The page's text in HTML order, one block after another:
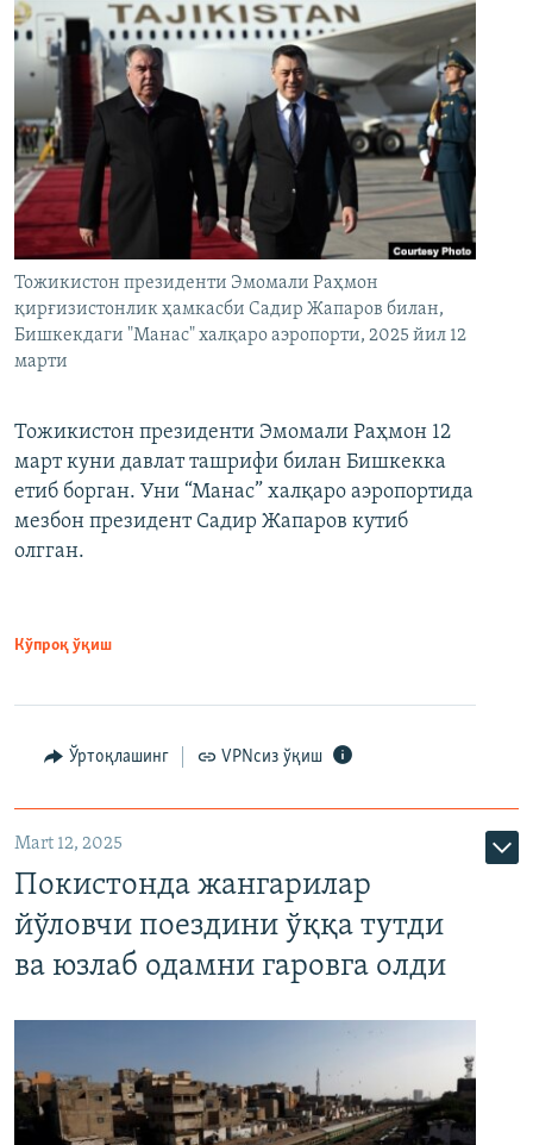
Тожикистон президенти Эмомали Раҳмон
қирғизистонлик ҳамкасби Садир Жапаров билан,
Бишкекдаги "Манас" халқаро аэропорти, 2025 йил 12
марти
Тожикистон президенти Эмомали Раҳмон 12
март куни давлат ташрифи билан Бишкекка
етиб борган. Уни “Манас” халқаро аэропортида
мезбон президент Садир Жапаров кутиб
олгган.
Кўпроқ ўқиш
Ўртоқлашинг VPNсиз ўқиш
Mart 12, 2025
Покистонда жангарилар
йўловчи поездини ўққа тутди
ва юзлаб одамни гаровга олди